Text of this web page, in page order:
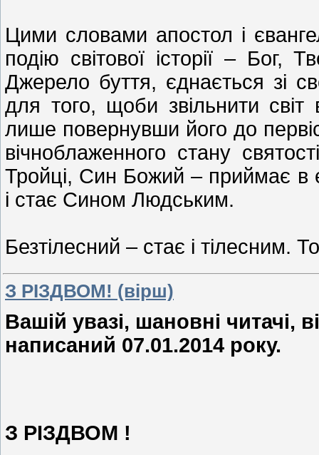
Цими словами апостол і
подію світової історії – Бог,
Джерело буття, єднається зі
для того, щоби звільнити світ
лише повернувши його до
вічноблаженного стану
Тройці, Син Божий – приймає в
і стає Сином Людським.
Безтілесний – стає і тілесним.
З РІЗДВОМ! (вірш)
Вашій увазі, шановні читачі,
написаний 07.01.2014 року.
З РІЗДВОМ !